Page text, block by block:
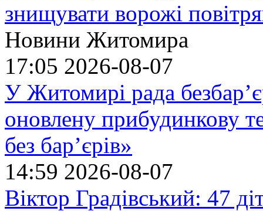
знищувати ворожі
Новини Житомира
17:05 2026-08-07
У Житомирі рада
оновлену прибудинкову
без бар’єрів»
14:59 2026-08-07
Віктор Градівський: 47